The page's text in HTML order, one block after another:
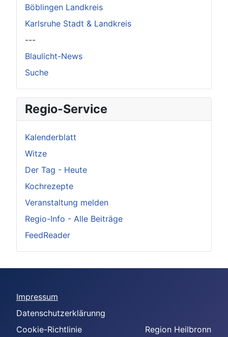
Böblingen Landkreis
Karlsruhe Stadt & Landkreis
---
Blaulicht-News
Suche
Regio-Service
Kalenderblatt
Witze
Der Tag - Heute
Kochrezepte
Veranstaltung melden
Regio-Info - Alle Beiträge
FeedReader
Impressum
Datenschutzerklärunng
Cookie-Richtlinie
Region Heilbronn